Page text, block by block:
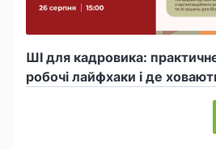
ШІ для кадровика:
робочі лайфхаки і де